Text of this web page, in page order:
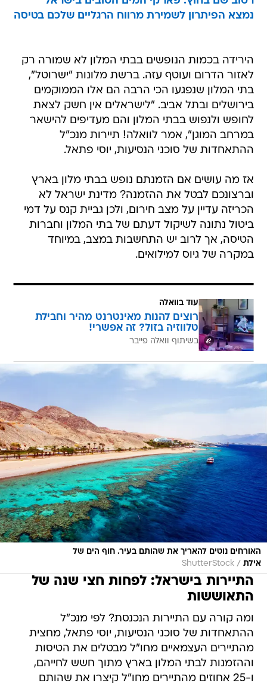
נמצא הפיתרון לשמירת מרווח הרגליים שלכם בטיסה
הירידה בכמות הנופשים בבתי המלון לא שמורה רק
לאזור הדרום ועוטף עזה. ברשת מלונות "ישרוטל",
בתי המלון שנפגעו הכי הרבה הם אלו הממוקמים
בירושלים ובתל אביב. "לישראלים אין חשק לצאת
לחופש ולנפוש בבתי המלון והם מעדיפים להישאר
במרחב המוגן", אמר לוואלה! תיירות מנכ"ל
ההתאחדות של סוכני הנסיעות, יוסי פתאל.
אז מה עושים אם הזמנתם נופש בבתי מלון בארץ
וברצונכם לבטל את ההזמנה? מדינת ישראל לא
הכריזה עדיין על מצב חירום, ולכן גביית קנס על דמי
ביטול נתונה לשיקול דעתם של בתי המלון וחברות
הטיסה, אך לרוב יש התחשבות במצב, במיוחד
במקרה של גיוס למילואים.
עוד בוואלה
רוצים להנות מאינטרנט מהיר וחבילת
טלווזיה בזול? זה אפשרי!
בשיתוף וואלה פייבר
האורחים נוטים להאריך את שהותם בעיר. חוף הים של
אילת /
ShutterStock
התיירות בישראל: לפחות חצי שנה של
התאוששות
ומה קורה עם התיירות הנכנסת? לפי מנכ"ל
ההתאחדות של סוכני הנסיעות, יוסי פתאל, מחצית
מהתיירים העצמאיים מחו"ל מבטלים את הטיסות
וההזמנות לבתי המלון בארץ מתוך חשש לחייהם,
ו-25 אחוזים מהתיירים מחו"ל קיצרו את שהותם